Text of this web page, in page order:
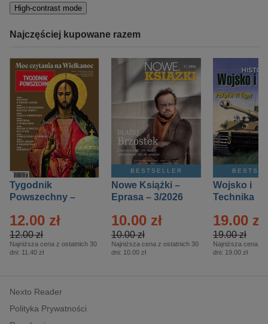
High-contrast mode
Najczęściej kupowane razem
Tygodnik
Powszechny –
12.00 zł
12.00 zł
Najniższa cena z ostatnich 30
dni: 11.40 zł
BESTSELLER
Nowe Książki –
Eprasa – 3/2026
10.00 zł
10.00 zł
Najniższa cena z ostatnich 30
dni: 10.00 zł
Wojsko i
Technika
– 2/2026
19.00 zł
19.00 zł
Najniższa cena z
dni: 19.00 zł
Nexto Reader
Polityka Prywatności